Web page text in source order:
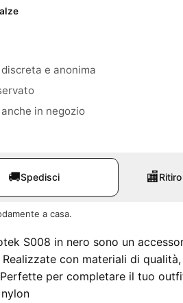
e anonima
in negozio
🚚Spedisci 🏬
a casa.
S008 in nero sono un
Realizzate con materiali di
per completare il tuo
nylon